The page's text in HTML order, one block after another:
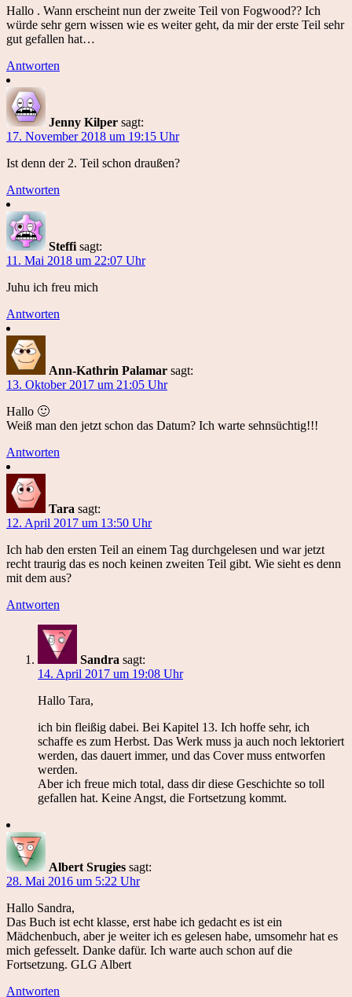
Hallo . Wann erscheint nun der zweite Teil von Fogwood?? Ich
würde sehr gern wissen wie es weiter geht, da mir der erste Teil sehr
gut gefallen hat…
Antworten
Jenny Kilper sagt:
17. November 2018 um 19:15 Uhr
Ist denn der 2. Teil schon draußen?
Antworten
Steffi sagt:
11. Mai 2018 um 22:07 Uhr
Juhu ich freu mich
Antworten
Ann-Kathrin Palamar sagt:
13. Oktober 2017 um 21:05 Uhr
Hallo 🙂
Weiß man den jetzt schon das Datum? Ich warte sehnsüchtig!!!
Antworten
Tara sagt:
12. April 2017 um 13:50 Uhr
Ich hab den ersten Teil an einem Tag durchgelesen und war jetzt
recht traurig das es noch keinen zweiten Teil gibt. Wie sieht es denn
mit dem aus?
Antworten
Sandra sagt:
14. April 2017 um 19:08 Uhr
Hallo Tara,
ich bin fleißig dabei. Bei Kapitel 13. Ich hoffe sehr, ich
schaffe es zum Herbst. Das Werk muss ja auch noch lektoriert
werden, das dauert immer, und das Cover muss entworfen
werden.
Aber ich freue mich total, dass dir diese Geschichte so toll
gefallen hat. Keine Angst, die Fortsetzung kommt.
Albert Srugies sagt:
28. Mai 2016 um 5:22 Uhr
Hallo Sandra,
Das Buch ist echt klasse, erst habe ich gedacht es ist ein
Mädchenbuch, aber je weiter ich es gelesen habe, umsomehr hat es
mich gefesselt. Danke dafür. Ich warte auch schon auf die
Fortsetzung. GLG Albert
Antworten